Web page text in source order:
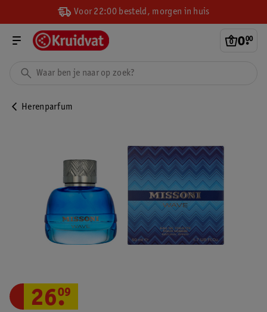
Voor 22:00 besteld, morgen in huis
0.
00
Herenparfum
26.
09